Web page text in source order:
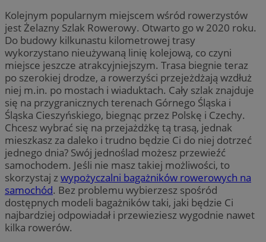
Kolejnym popularnym miejscem wśród rowerzystów
jest Żelazny Szlak Rowerowy. Otwarto go w 2020 roku.
Do budowy kilkunastu kilometrowej trasy
wykorzystano nieużywaną linię kolejową, co czyni
miejsce jeszcze atrakcyjniejszym. Trasa biegnie teraz
po szerokiej drodze, a rowerzyści przejeżdżają wzdłuż
niej m.in. po mostach i wiaduktach. Cały szlak znajduje
się na przygranicznych terenach Górnego Śląska i
Śląska Cieszyńskiego, biegnąc przez Polskę i Czechy.
Chcesz wybrać się na przejażdżkę tą trasą, jednak
mieszkasz za daleko i trudno będzie Ci do niej dotrzeć
jednego dnia? Swój jednoślad możesz przewieźć
samochodem. Jeśli nie masz takiej możliwości, to
skorzystaj zwypożyczalni bagażników rowerowych na
samochód. Bez problemu wybierzesz spośród
dostępnych modeli bagażników taki, jaki będzie Ci
najbardziej odpowiadał i przewieziesz wygodnie nawet
kilka rowerów.